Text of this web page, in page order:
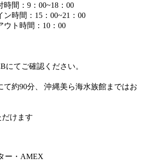
間：9：00~18：00
時間：15：00~21：00
ウト時間：10：00
にてご確認ください。
て約90分、 沖縄美ら海水族館まではお
だけます
ー・AMEX